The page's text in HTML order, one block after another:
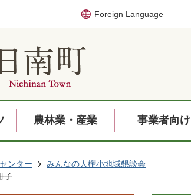
Foreign Language
農林業・産業 事業者向け
ンター
みんなの人権小地域懇談会
子